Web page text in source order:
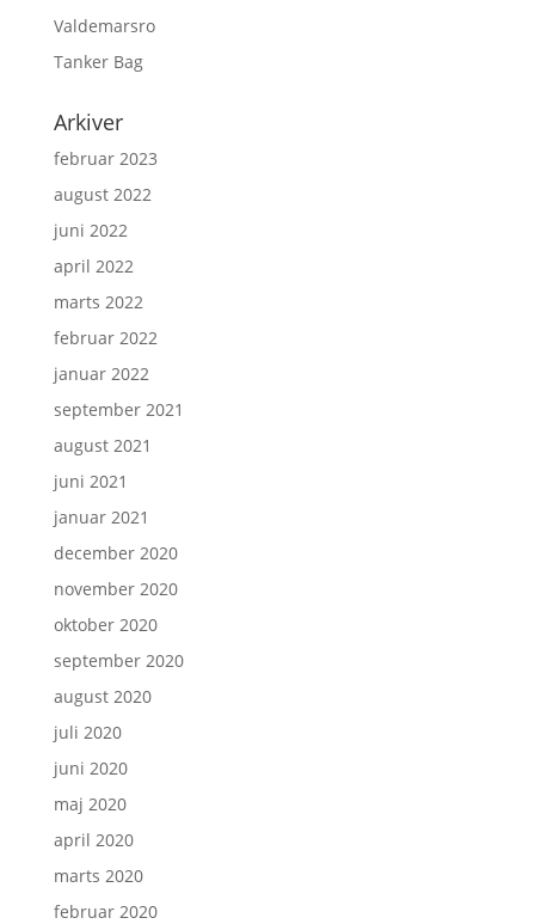
Valdemarsro
Tanker Bag
Arkiver
februar 2023
august 2022
juni 2022
april 2022
marts 2022
februar 2022
januar 2022
september 2021
august 2021
juni 2021
januar 2021
december 2020
november 2020
oktober 2020
september 2020
august 2020
juli 2020
juni 2020
maj 2020
april 2020
marts 2020
februar 2020